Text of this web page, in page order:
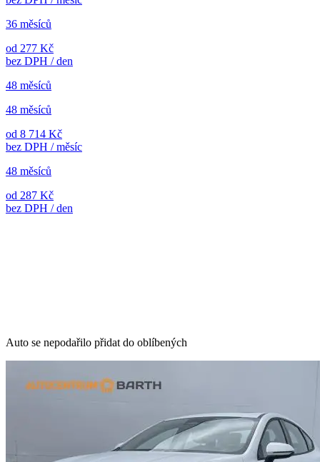
36 měsíců
od 277 Kč
bez DPH / den
48 měsíců
48 měsíců
od 8 714 Kč
bez DPH / měsíc
48 měsíců
od 287 Kč
bez DPH / den
Auto se nepodařilo přidat do oblíbených